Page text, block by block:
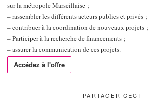
sur la métropole Marseillaise ;
– rassembler les différents acteurs publics et privés ;
– contribuer à la coordination de nouveaux projets ;
– Participer à la recherche de financements ;
– assurer la communication de ces projets.
Accédez à l'offre
PARTAGER CECI